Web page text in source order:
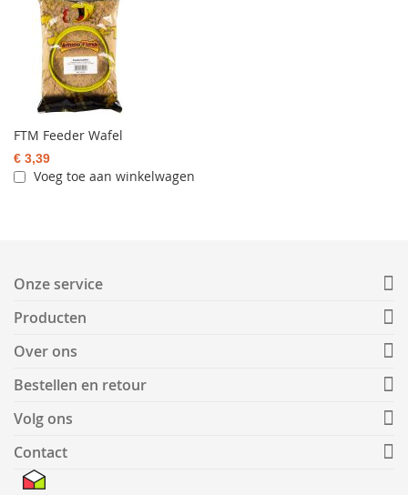
FTM Feeder Wafel
€ 3,39
Voeg toe aan winkelwagen
Onze service
Producten
Over ons
Bestellen en retour
Volg ons
Contact